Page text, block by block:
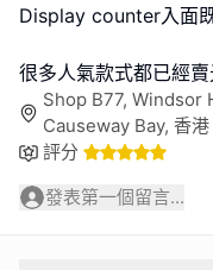
Display counter入面
很多人氣款式都已經
Shop B77, Windsor
Causeway Bay, 香港
評分
發表第一個留言...